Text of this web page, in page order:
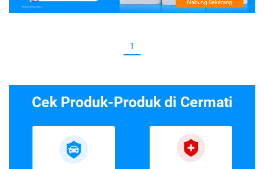
1
Cek Produk-Produk di Cermati